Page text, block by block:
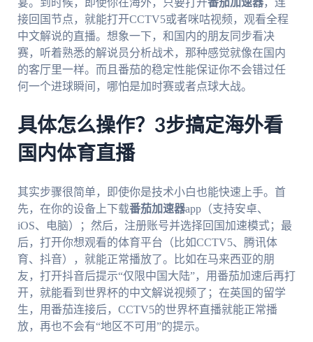
宴。到时候，即使你在海外，只要打开番茄加速器，连
接回国节点，就能打开CCTV5或者咪咕视频，观看全程
中文解说的直播。想象一下，和国内的朋友同步看决
赛，听着熟悉的解说员分析战术，那种感觉就像在国内
的客厅里一样。而且番茄的稳定性能保证你不会错过任
何一个进球瞬间，哪怕是加时赛或者点球大战。
具体怎么操作？3步搞定海外看
国内体育直播
其实步骤很简单，即使你是技术小白也能快速上手。首
先，在你的设备上下载番茄加速器app（支持安卓、
iOS、电脑）；然后，注册账号并选择回国加速模式；最
后，打开你想观看的体育平台（比如CCTV5、腾讯体
育、抖音），就能正常播放了。比如在马来西亚的朋
友，打开抖音后提示“仅限中国大陆”，用番茄加速后再打
开，就能看到世界杯的中文解说视频了；在英国的留学
生，用番茄连接后，CCTV5的世界杯直播就能正常播
放，再也不会有“地区不可用”的提示。